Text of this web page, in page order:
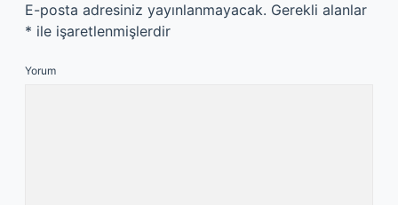
E-posta adresiniz yayınlanmayacak. Gerekli alanlar
* ile işaretlenmişlerdir
Yorum